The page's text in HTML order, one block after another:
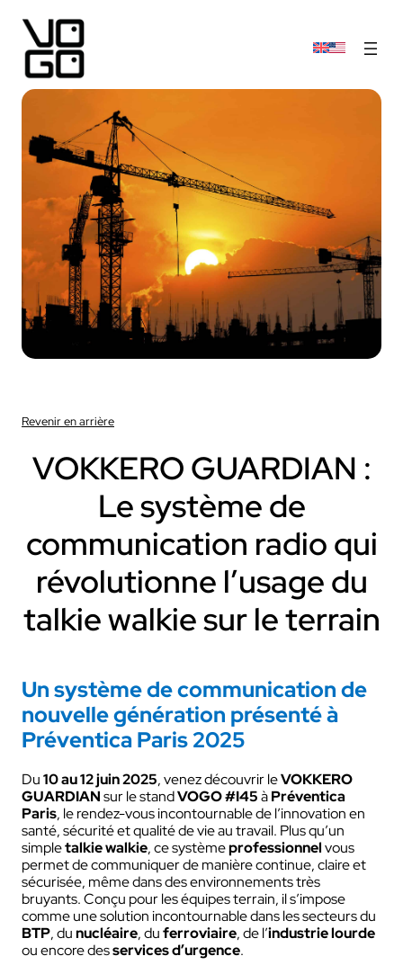
Revenir en arrière
VOKKERO GUARDIAN :
Le système de
communication radio qui
révolutionne l’usage du
talkie walkie sur le terrain
Un système de communication de
nouvelle génération présenté à
Préventica Paris 2025
Du10 au 12 juin 2025, venez découvrir leVOKKERO
GUARDIANsur le standVOGO #I45àPréventica
Paris, le rendez-vous incontournable de l’innovation en
santé, sécurité et qualité de vie au travail. Plus qu’un
simpletalkie walkie, ce systèmeprofessionnelvous
permet de communiquer de manière continue, claire et
sécurisée, même dans des environnements très
bruyants. Conçu pour les équipes terrain, il s’impose
comme une solution incontournable dans les secteurs du
BTP, dunucléaire, duferroviaire, de l’industrie lourde
ou encore desservices d’urgence.